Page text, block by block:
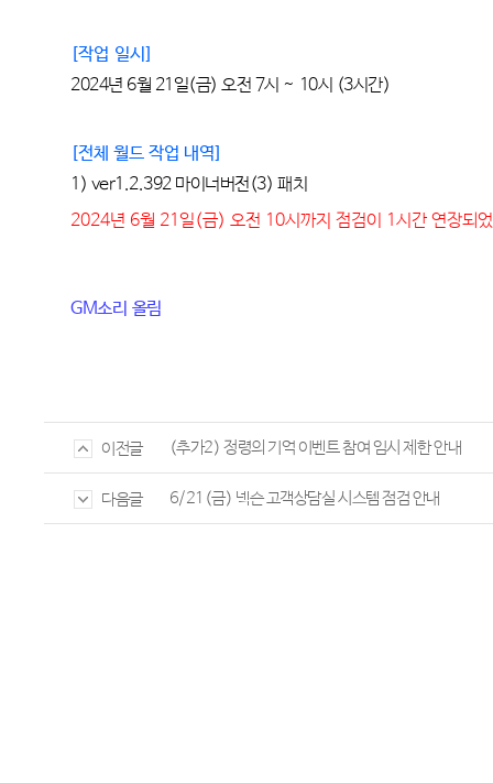
[작업 일시 ]
2024년 6월 21 일(금) 오전 7시 ~ 10시 (3시간)
[전체 월드 작업 내역
1) ver1.2.392 마이너버전(3) 패치
2024년 6월 21일(금) 오전 10시까지 점검이 1시간 연장되
GM소리 올림
이전글 (추가2) 정령의 기억 이벤트 참여 임시 제한 안내
다음글 6/21(금) 넥슨 고객상담실 시스템 점검 안내